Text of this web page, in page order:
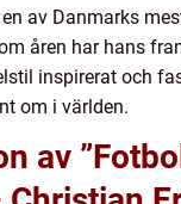
av Danmarks
åren har hans
inspirerat och
om i världen.
av